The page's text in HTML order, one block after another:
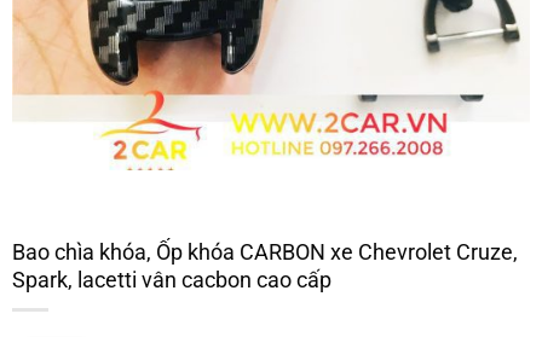
Bao chìa khóa, Ốp khóa CARBON xe Chevrolet Cruze,
Spark, lacetti vân cacbon cao cấp